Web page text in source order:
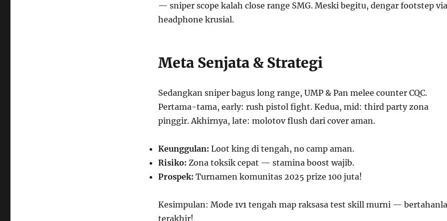
— sniper scope kalah close range SMG. Meski begitu, dengar footstep via
headphone krusial.
Meta Senjata & Strategi
Sedangkan sniper bagus long range, UMP & Pan melee counter CQC.
Pertama-tama, early: rush pistol fight. Kedua, mid: third party zona
pinggir. Akhirnya, late: molotov flush dari cover aman.
Keunggulan: Loot king di tengah, no camp aman.
Risiko: Zona toksik cepat — stamina boost wajib.
Prospek: Turnamen komunitas 2025 prize 100 juta!
Kesimpulan: Mode 1v1 tengah map raksasa test skill murni —
terakhir!